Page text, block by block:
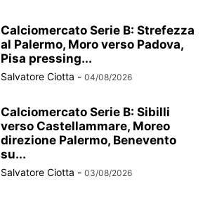
Calciomercato Serie B: Strefezza
al Palermo, Moro verso Padova,
Pisa pressing...
Salvatore Ciotta - 04/08/2026
Calciomercato Serie B: Sibilli
verso Castellammare, Moreo
direzione Palermo, Benevento
su...
Salvatore Ciotta - 03/08/2026